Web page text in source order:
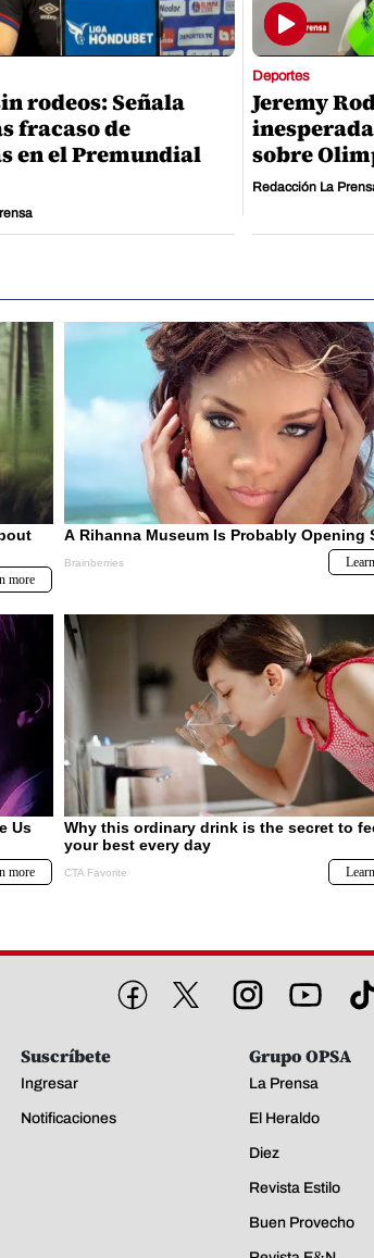
rodeos: Señala
fracaso de
en el Premundial
Deportes
Jeremy
sobre
Redacción La
Suscríbete
Ingresar
Notificaciones
Grupo OPSA
La Prensa
El Heraldo
Diez
Revista Estilo
Buen Provecho